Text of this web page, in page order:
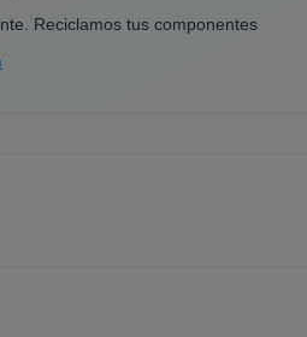
Reciclamos tus componentes